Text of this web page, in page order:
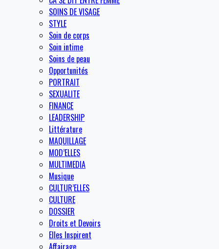
SOINS DE VISAGE
STYLE
Soin de corps
Soin intime
Soins de peau
Opportunités
PORTRAIT
SEXUALITE
FINANCE
LEADERSHIP
Littérature
MAQUILLAGE
MOD’ELLES
MULTIMEDIA
Musique
CULTUR’ELLES
CULTURE
DOSSIER
Droits et Devoirs
Elles Inspirent